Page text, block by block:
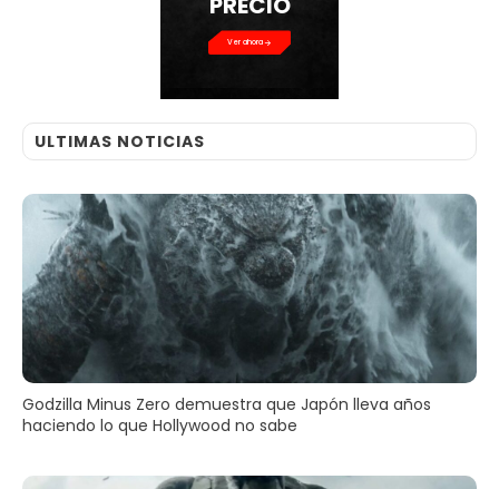
Ver ahora
ULTIMAS NOTICIAS
Godzilla Minus Zero demuestra que Japón lleva años
haciendo lo que Hollywood no sabe